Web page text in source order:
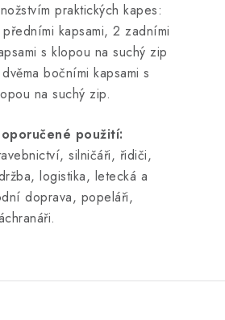
praktických kapes:
kapsami, 2 zadními
s klopou na suchý zip
bočními kapsami s
na suchý zip.
použití:
silničáři, řidiči,
logistika, letecká a
doprava, popeláři,